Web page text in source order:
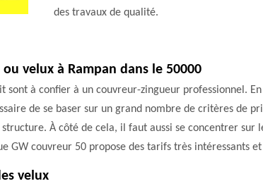
des travaux de qualité.
velux à Rampan dans le 50000
sont à confier à un couvreur-zingueur professionnel.
de se baser sur un grand nombre de critères de
À côté de cela, il faut aussi se concentrer sur
GW couvreur 50 propose des tarifs très intéressants
velux